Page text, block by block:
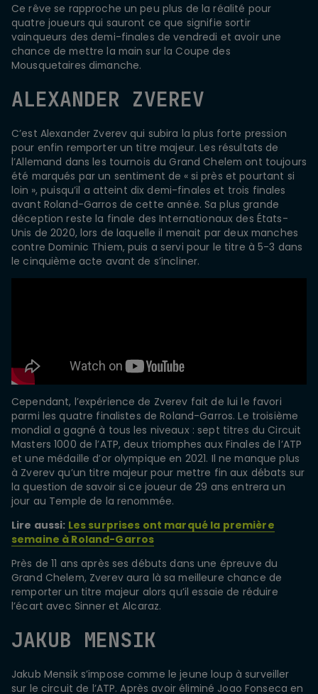
Ce rêve se rapproche un peu plus de la réalité pour
quatre joueurs qui sauront ce que signifie sortir
vainqueurs des demi-finales de vendredi et avoir une
chance de mettre la main sur la Coupe des
Mousquetaires dimanche.
ALEXANDER ZVEREV
C’est Alexander Zverev qui subira la plus forte pression
pour enfin remporter un titre majeur. Les résultats de
l’Allemand dans les tournois du Grand Chelem ont toujours
été marqués par un sentiment de « si près et pourtant si
loin », puisqu’il a atteint dix demi-finales et trois finales
avant Roland-Garros de cette année. Sa plus grande
déception reste la finale des Internationaux des États-
Unis de 2020, lors de laquelle il menait par deux manches
contre Dominic Thiem, puis a servi pour le titre à 5-3 dans
le cinquième acte avant de s’incliner.
Cependant, l’expérience de Zverev fait de lui le favori
parmi les quatre finalistes de Roland-Garros. Le troisième
mondial a gagné à tous les niveaux : sept titres du Circuit
Masters 1000 de l’ATP, deux triomphes aux Finales de l’ATP
et une médaille d’or olympique en 2021. Il ne manque plus
à Zverev qu’un titre majeur pour mettre fin aux débats sur
la question de savoir si ce joueur de 29 ans entrera un
jour au Temple de la renommée.
Lire aussi: Les surprises ont marqué la première
semaine à Roland-Garros
Près de 11 ans après ses débuts dans une épreuve du
Grand Chelem, Zverev aura là sa meilleure chance de
remporter un titre majeur alors qu’il essaie de réduire
l’écart avec Sinner et Alcaraz.
JAKUB MENSIK
Jakub Mensik s’impose comme le jeune loup à surveiller
sur le circuit de l’ATP. Après avoir éliminé Joao Fonseca en